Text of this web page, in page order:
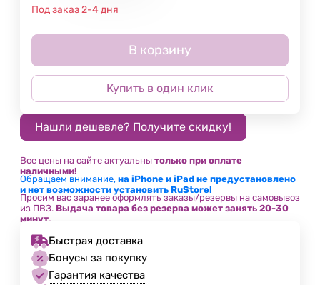
Под заказ 2-4 дня
В корзину
Купить в один клик
Все цены на сайте актуальны только при оплате
наличными!
Обращаем внимание, на iPhone и iPad не предустановлено
и нет возможности установить RuStore!
Просим вас заранее оформлять заказы/резервы на самовывоз
из ПВЗ. Выдача товара без резерва может занять 20-30
минут.
Быстрая доставка
Бонусы за покупку
Гарантия качества